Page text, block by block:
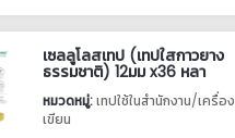
เซลลูโลสเทป (เทปใสกาวยาง
ธรรมชาติ) 12มม x36 หลา
หมวดหมู่:เทปใช้ในสำนักงาน/เครื่อง
เขียน